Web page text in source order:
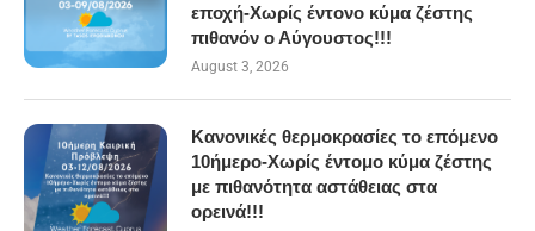
εποχή-Χωρίς έντονο κύμα ζέστης
πιθανόν ο Αύγουστος!!!
August 3, 2026
Κανονικές θερμοκρασίες το επόμενο
10ήμερο-Χωρίς έντομο κύμα ζέστης
με πιθανότητα αστάθειας στα
ορεινά!!!